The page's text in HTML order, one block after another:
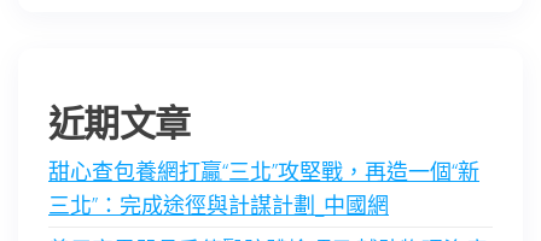
近期文章
甜心查包養網打贏“三北”攻堅戰，再造一個“新
三北”：完成途徑與計謀計劃_中國網